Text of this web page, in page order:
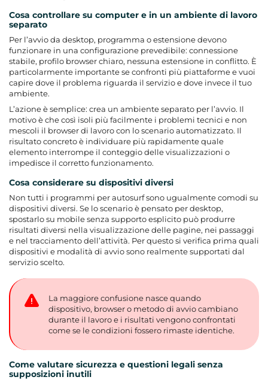
Cosa controllare su computer e in un ambiente di lavoro
separato
Per l’avvio da desktop, programma o estensione devono
funzionare in una configurazione prevedibile: connessione
stabile, profilo browser chiaro, nessuna estensione in conflitto. È
particolarmente importante se confronti più piattaforme e vuoi
capire dove il problema riguarda il servizio e dove invece il tuo
ambiente.
L’azione è semplice: crea un ambiente separato per l’avvio. Il
motivo è che così isoli più facilmente i problemi tecnici e non
mescoli il browser di lavoro con lo scenario automatizzato. Il
risultato concreto è individuare più rapidamente quale
elemento interrompe il conteggio delle visualizzazioni o
impedisce il corretto funzionamento.
Cosa considerare su dispositivi diversi
Non tutti i programmi per autosurf sono ugualmente comodi su
dispositivi diversi. Se lo scenario è pensato per desktop,
spostarlo su mobile senza supporto esplicito può produrre
risultati diversi nella visualizzazione delle pagine, nei passaggi
e nel tracciamento dell’attività. Per questo si verifica prima quali
dispositivi e modalità di avvio sono realmente supportati dal
servizio scelto.
La maggiore confusione nasce quando
dispositivo, browser o metodo di avvio cambiano
durante il lavoro e i risultati vengono confrontati
come se le condizioni fossero rimaste identiche.
Come valutare sicurezza e questioni legali senza
supposizioni inutili